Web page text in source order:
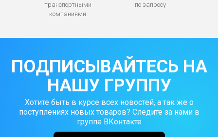
транспортными
компаниями
по запросу
ПОДПИСЫВАЙТЕСЬ НА
НАШУ ГРУППУ
Хотите быть в курсе всех новостей, а так же о
поступлениях новых товаров? Следите за нами в
группе ВКонтакте